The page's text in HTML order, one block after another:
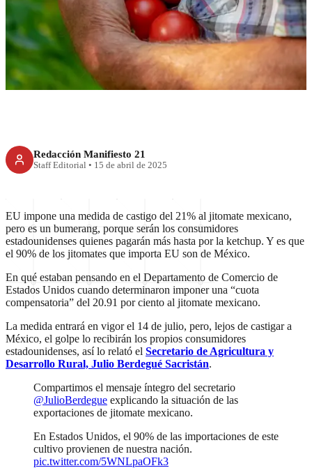
Jitomate mexicano más caro…
pero en EU
Redacción Manifiesto 21
Staff Editorial • 15 de abril de 2025
EU impone una medida de castigo del 21% al jitomate mexicano,
pero es un bumerang, porque serán los consumidores
estadounidenses quienes pagarán más hasta por la ketchup. Y es que
el 90% de los jitomates que importa EU son de México.
En qué estaban pensando en el Departamento de Comercio de
Estados Unidos cuando determinaron imponer una “cuota
compensatoria” del 20.91 por ciento al jitomate mexicano.
La medida entrará en vigor el 14 de julio, pero, lejos de castigar a
México, el golpe lo recibirán los propios consumidores
estadounidenses, así lo relató el Secretario de Agricultura y
Desarrollo Rural, Julio Berdegué Sacristán.
Compartimos el mensaje íntegro del secretario
@JulioBerdegue explicando la situación de las
exportaciones de jitomate mexicano.
En Estados Unidos, el 90% de las importaciones de este
cultivo provienen de nuestra nación.
pic.twitter.com/5WNLpaOFk3